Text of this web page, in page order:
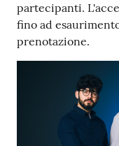
partecipanti.
fino ad
prenotazione.